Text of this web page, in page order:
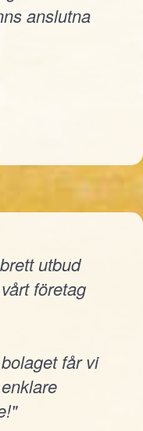
anslutna
utbud
företag
får vi